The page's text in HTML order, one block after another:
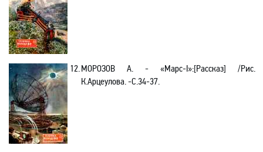
12.МОРОЗОВ А. - «Марс-I»:[Рассказ] /Рис.
К.Арцеулова.-С.34-37.